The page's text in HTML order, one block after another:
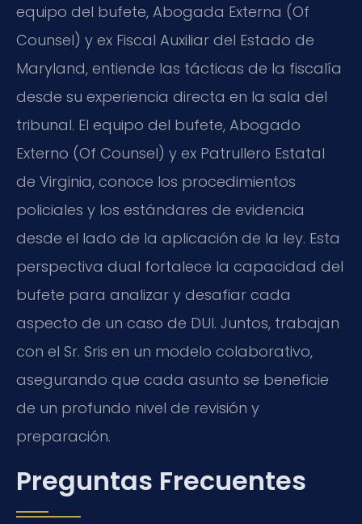
equipo del bufete, Abogada Externa (Of
Counsel) y ex Fiscal Auxiliar del Estado de
Maryland, entiende las tácticas de la fiscalía
desde su experiencia directa en la sala del
tribunal. El equipo del bufete, Abogado
Externo (Of Counsel) y ex Patrullero Estatal
de Virginia, conoce los procedimientos
policiales y los estándares de evidencia
desde el lado de la aplicación de la ley. Esta
perspectiva dual fortalece la capacidad del
bufete para analizar y desafiar cada
aspecto de un caso de DUI. Juntos, trabajan
con el Sr. Sris en un modelo colaborativo,
asegurando que cada asunto se beneficie
de un profundo nivel de revisión y
preparación.
Preguntas Frecuentes